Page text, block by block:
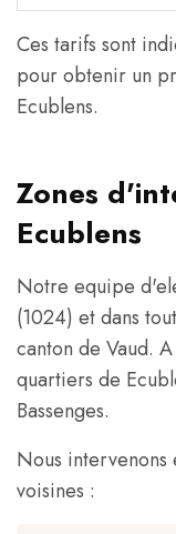
Ces tarifs sont
pour obtenir un
Ecublens.
Zones
Ecublens
Notre equipe
(1024) et dans
canton de Vaud.
quartiers de
Bassenges.
Nous intervenons
voisines :